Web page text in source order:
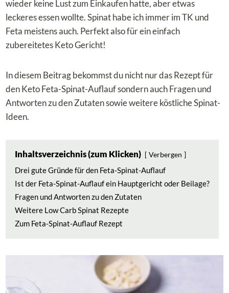
wieder keine Lust zum Einkaufen hatte, aber etwas
leckeres essen wollte. Spinat habe ich immer im TK und
Feta meistens auch. Perfekt also für ein einfach
zubereitetes Keto Gericht!
In diesem Beitrag bekommst du nicht nur das Rezept für
den Keto Feta-Spinat-Auflauf sondern auch Fragen und
Antworten zu den Zutaten sowie weitere köstliche Spinat-
Ideen.
Inhaltsverzeichnis (zum Klicken) Verbergen
Drei gute Gründe für den Feta-Spinat-Auflauf
Ist der Feta-Spinat-Auflauf ein Hauptgericht oder Beilage?
Fragen und Antworten zu den Zutaten
Weitere Low Carb Spinat Rezepte
Zum Feta-Spinat-Auflauf Rezept